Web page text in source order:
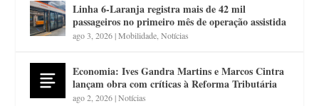
Linha 6-Laranja registra mais de 42 mil
passageiros no primeiro mês de operação assistida
ago 3, 2026|Mobilidade ,Notícias
Economia: Ives Gandra Martins e Marcos Cintra
lançam obra com críticas à Reforma Tributária
ago 2, 2026|Notícias